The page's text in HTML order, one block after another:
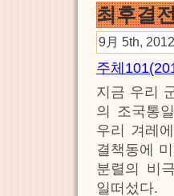
최후결
9月 5th,
주체
지금 우리
의 조국통
우리 겨레
결책동에
분렬의 비
일떠섰다.